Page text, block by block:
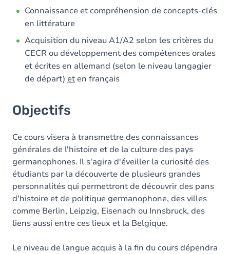
Exercices
Connaissance et compréhension de concepts-clés
en littérature
Acquisition du niveau A1/A2 selon les critères du
CECR ou développement des compétences orales
et écrites en allemand (selon le niveau langagier
de départ) et en français
Objectifs
Ce cours visera à transmettre des connaissances
générales de l'histoire et de la culture des pays
germanophones. Il s'agira d'éveiller la curiosité des
étudiants par la découverte de plusieurs grandes
personnalités qui permettront de découvrir des pans
d'histoire et de politique germanophone, des villes
comme Berlin, Leipzig, Eisenach ou Innsbruck, des
liens aussi entre ces lieux et la Belgique.
Le niveau de langue acquis à la fin du cours dépendra